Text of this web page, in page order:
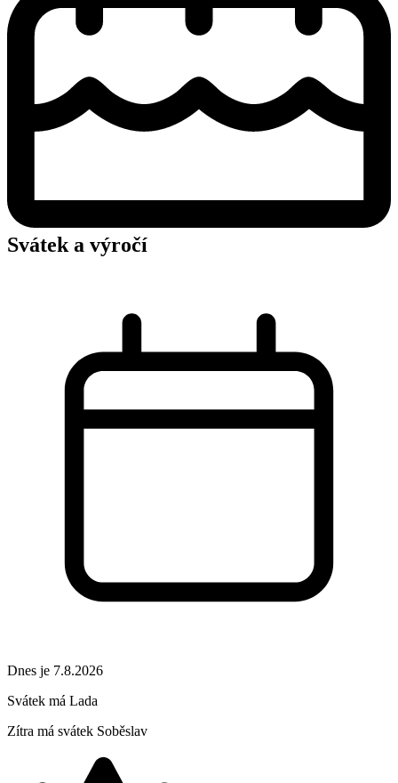
Svátek a výročí
Dnes je 7.8.2026
Svátek má Lada
Zítra má svátek Soběslav